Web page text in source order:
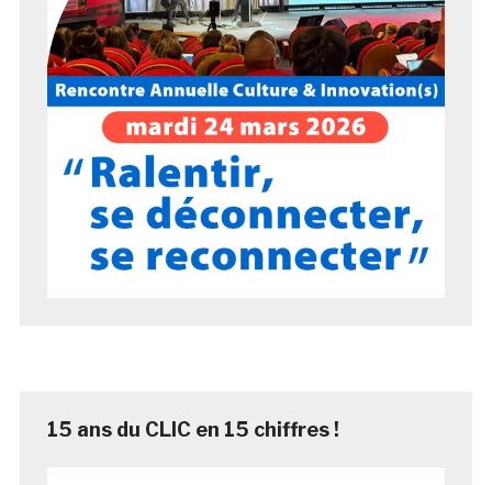
15 ans du CLIC en 15 chiffres !